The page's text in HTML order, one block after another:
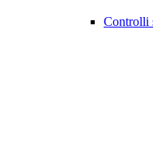
Controlli